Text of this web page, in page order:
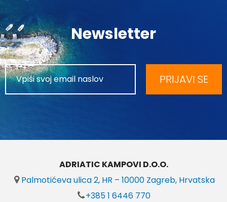
Newsletter
PRIJAVI SE
ADRIATIC KAMPOVI D.O.O.
Palmotićeva ulica 2, HR – 10000 Zagreb, Hrvatska
+385 1 6446 770